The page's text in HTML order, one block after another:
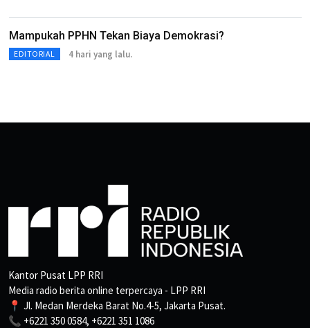
Mampukah PPHN Tekan Biaya Demokrasi?
EDITORIAL 4 hari yang lalu.
Kantor Pusat LPP RRI
Media radio berita online terpercaya - LPP RRI
📍 Jl. Medan Merdeka Barat No.4-5, Jakarta Pusat.
📞 +6221 350 0584, +6221 351 1086